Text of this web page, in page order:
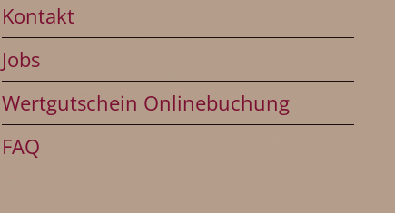
Kontakt
Jobs
Wertgutschein Onlinebuchung
FAQ